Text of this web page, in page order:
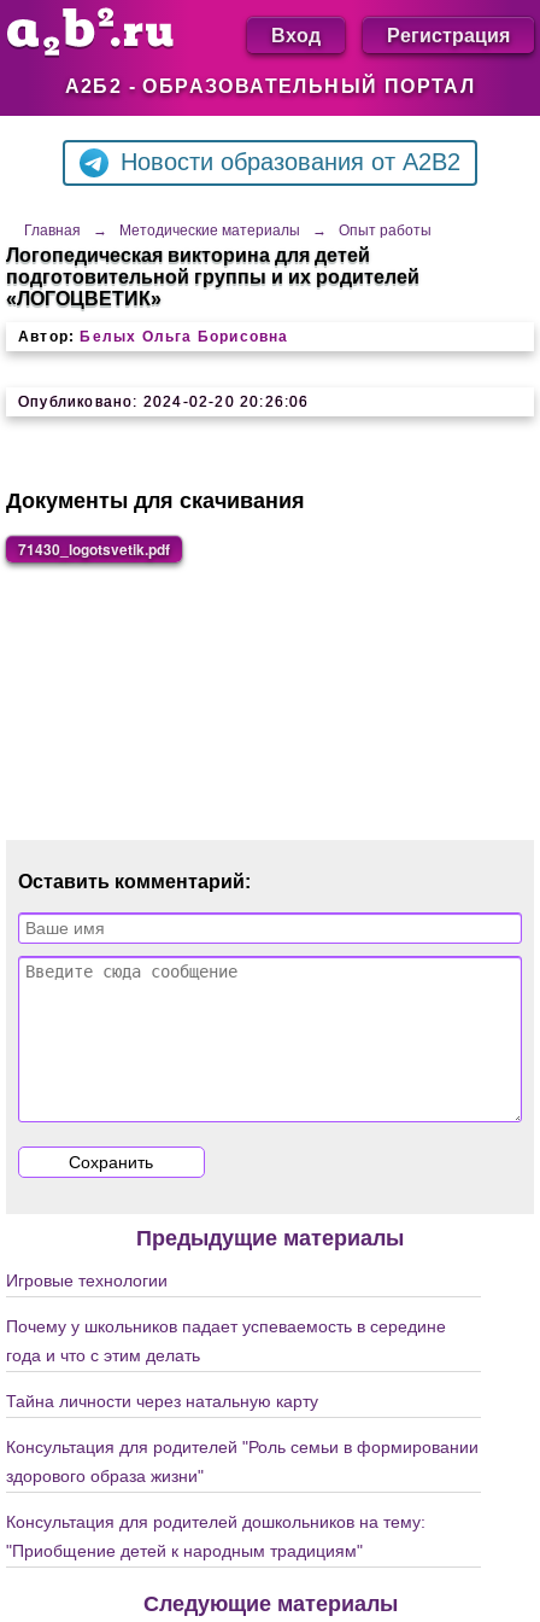
А2Б2 - ОБРАЗОВАТЕЛЬНЫЙ ПОРТАЛ
Вход Регистрация
Новости образования от A2B2
Главная → Методические материалы → Опыт работы
Логопедическая викторина для детей
подготовительной группы и их родителей
«ЛОГОЦВЕТИК»
Автор: Белых Ольга Борисовна
Опубликовано: 2024-02-20 20:26:06
Документы для скачивания
71430_logotsvetik.pdf
Оставить комментарий:
Предыдущие материалы
Игровые технологии
Почему у школьников падает успеваемость в середине
года и что с этим делать
Тайна личности через натальную карту
Консультация для родителей "Роль семьи в формировании
здорового образа жизни"
Консультация для родителей дошкольников на тему:
"Приобщение детей к народным традициям"
Следующие материалы